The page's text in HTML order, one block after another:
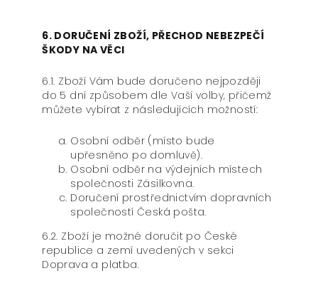
6. DORUČENÍ ZBOŽÍ, PŘECHOD NEBEZPEČÍ
ŠKODY NA VĚCI
6.1. Zboží Vám bude doručeno nejpozději
do 5 dní způsobem dle Vaší volby, přičemž
můžete vybírat z následujících možností:
Osobní odběr (místo bude
upřesněno po domluvě).
Osobní odběr na výdejních místech
společnosti Zásilkovna.
Doručení prostřednictvím dopravních
společností Česká pošta.
6.2. Zboží je možné doručit po České
republice a zemí uvedených v sekci
Doprava a platba.